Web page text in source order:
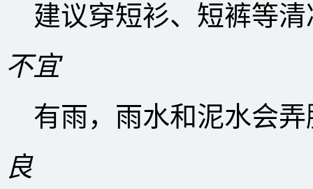
建议穿短衫、短裤等
不宜
有雨，雨水和泥水会
良